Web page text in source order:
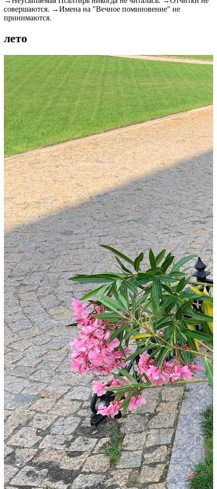
совершаются. →Имена на "Вечное поминовение" не
принимаются.
лето